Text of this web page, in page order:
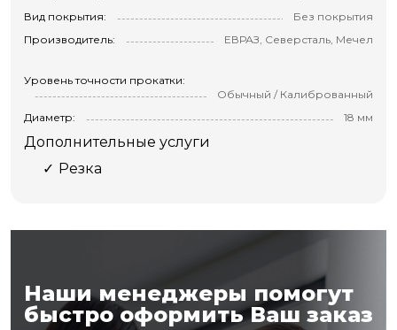
Вид покрытия:
Без покрытия
Производитель:
ЕВРАЗ, Северсталь, Мечел
Уровень точности прокатки:
Обычный / Калиброванный
Диаметр:
18 мм
Дополнительные услуги
Резка
Наши менеджеры помогут
быстро оформить Ваш заказ